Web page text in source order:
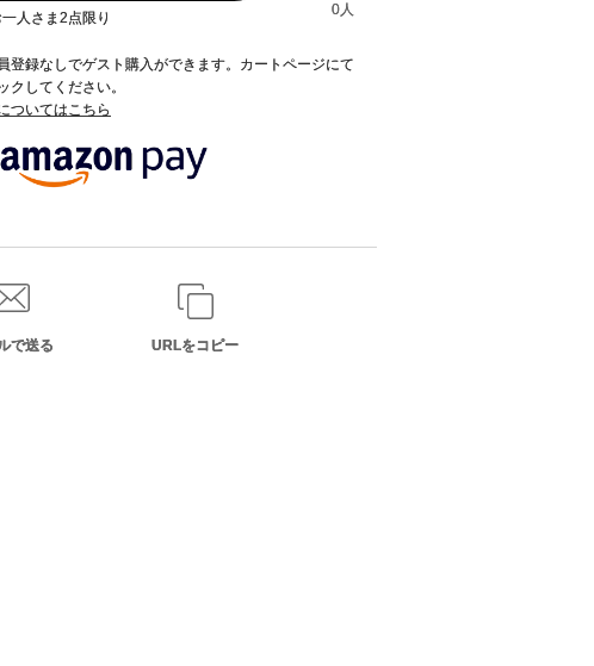
一人さま2点限り 0人
登録なしでゲスト購入ができます。カートページにて
クしてください。
ついてはこちら
で送る URLをコピー